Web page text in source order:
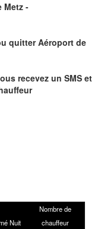
Metz -
quitter Aéroport de
recevez un SMS et
Nuit
Nombre de
chauffeur